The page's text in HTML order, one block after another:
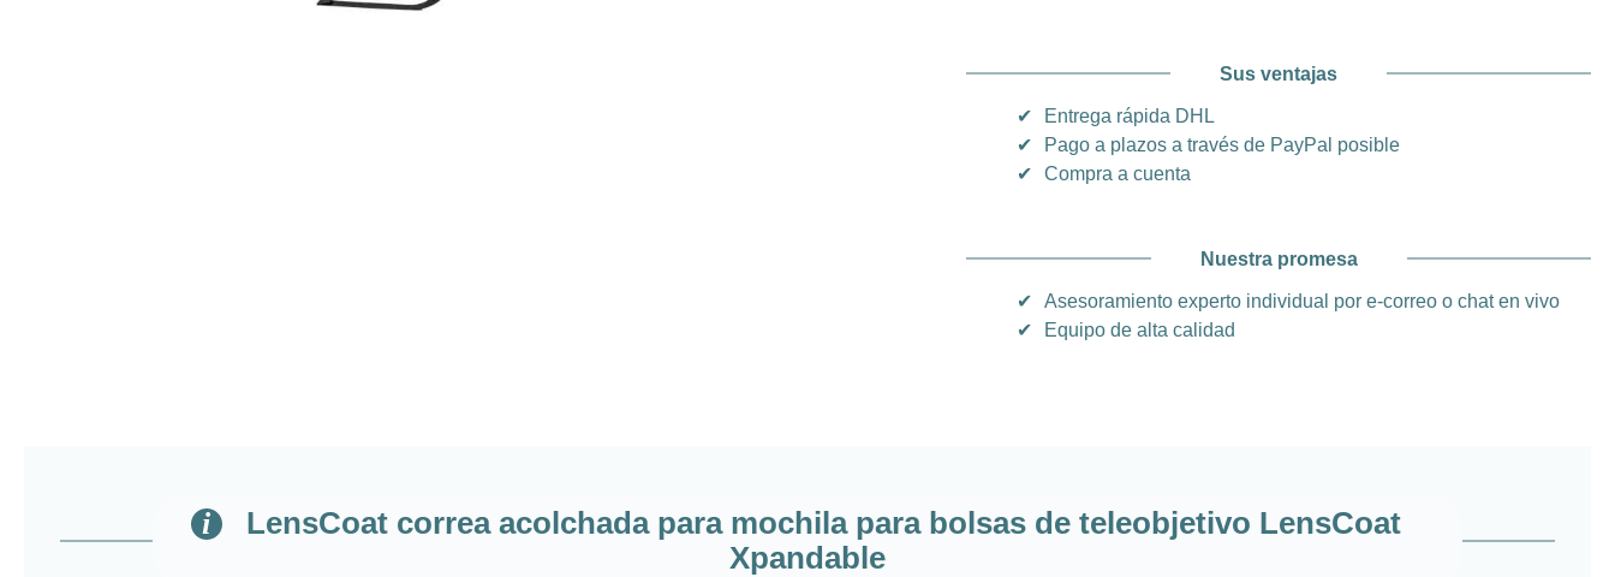
Sus ventajas
✔
Entrega rápida DHL
✔
Pago a plazos a través de PayPal posible
✔
Compra a cuenta
Nuestra promesa
✔
Asesoramiento experto individual por e-correo o chat en vivo
✔
Equipo de alta calidad
LensCoat correa acolchada para mochila para bolsas de teleobjetivo LensCoat
Xpandable